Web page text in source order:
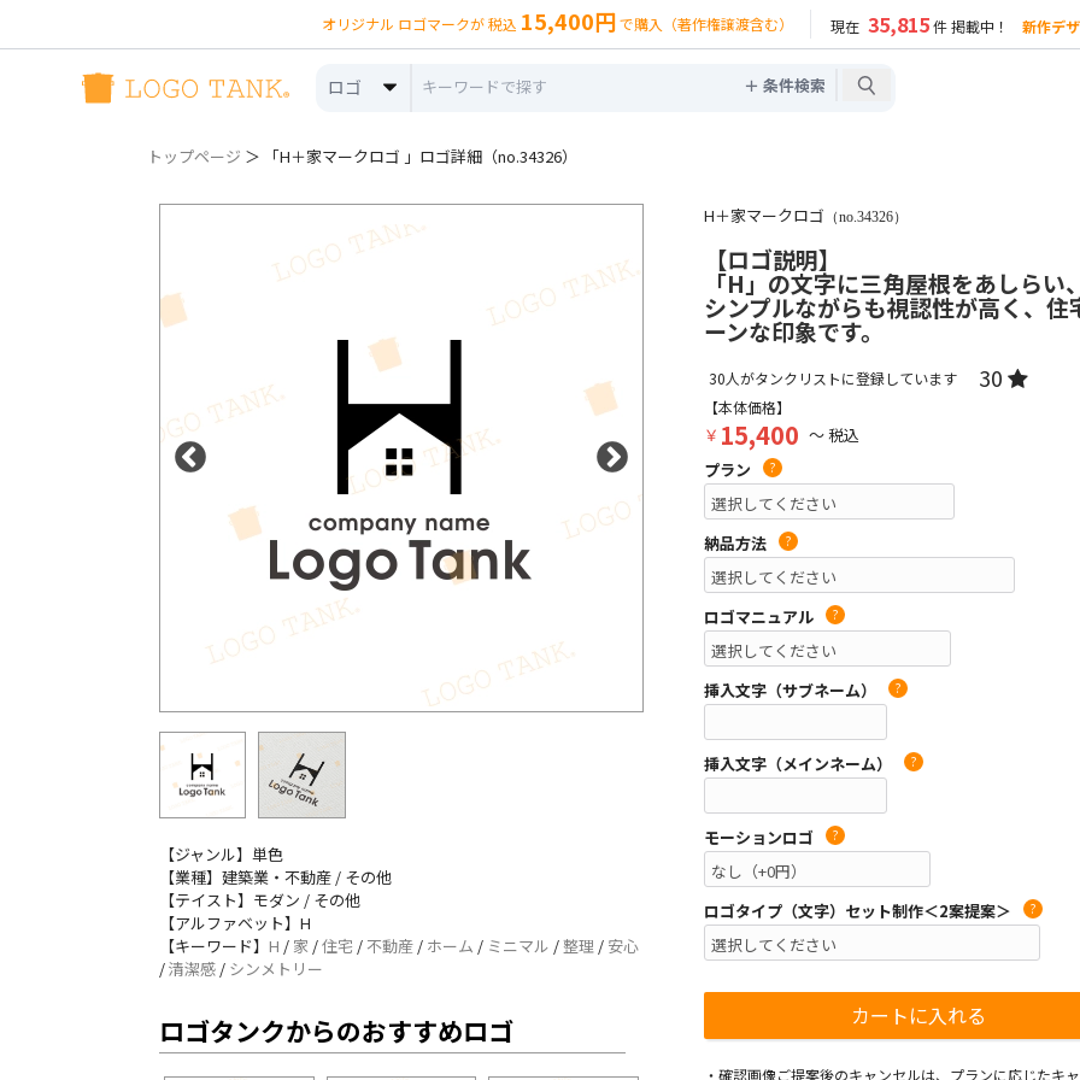
オリジナル ロゴマークが 税込 15,400円 で購入（著作権譲渡含む） 現在 35,815件 掲載中！ 新作デ
ロゴ ＋ 条件検索
トップページ ＞ 「H＋家マークロゴ 」ロゴ詳細（no.34326）
【ジャンル】単色
【業種】建築業・不動産 / その他
【テイスト】モダン / その他
【アルファベット】H
【キーワード】 H / 家 /住宅 / 不動産 / ホーム / ミニマル /整理 / 安心
/清潔感 / シンメトリー
ロゴタンクからのおすすめロゴ
H＋家マークロゴ （no.34326）
【ロゴ説明】
「H」の文字に三角屋根をあしらい
シンプルながらも視認性が高く、
ーンな印象です。
30人がタンクリストに登録しています 30
【本体価格】
￥ 15,400 ～ 税込
プラン
?
納品方法 ?
ロゴマニュアル ?
挿入文字（サブネーム） ?
挿入文字（メインネーム） ?
モーションロゴ ?
ロゴタイプ（文字）セット制作＜2案提案＞ ?
・確認画像ご提案後のキャンセルは、プランに応じたキ